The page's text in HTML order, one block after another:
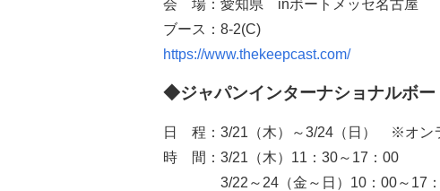
会 場：愛知県 inボートメッセ名古屋
ブース： 8-2(C)
https://www.thekeepcast.com/
◆ジャパンインターナショナルボ
日 程： 3/21 （木）～3/24 （日） ※オン
時 間： 3/21 （木） 11 ： 30～ 17 ： 00
3/22 ～ 24 （金～日） 10 ： 00～ 17 ：